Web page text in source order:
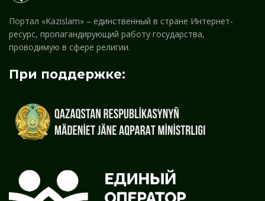
Портал «Kazislam» – единственный в стране Интернет-
ресурс, пропагандирующий работу государства,
проводимую в сфере религии.
При поддержке: